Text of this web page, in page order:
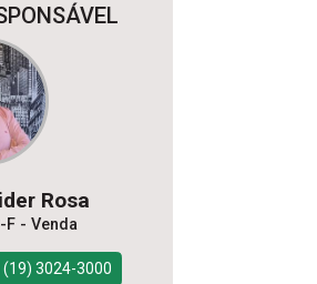
Rosa
F - Venda
(19) 3024-3000